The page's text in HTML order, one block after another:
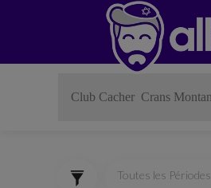
Toutes les Périodes